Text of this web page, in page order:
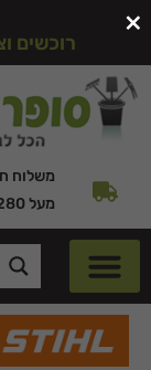
רוכשים
משלוח
מעל 280 ₪
×